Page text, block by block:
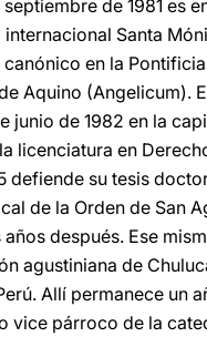
de 1981 es
Santa
en la
Aquino (Angelicum).
junio de 1982 en la
licenciatura en
defiende su tesis
de la Orden de San
después. Ese
agustiniana de
Allí permanece un
vice párroco de la